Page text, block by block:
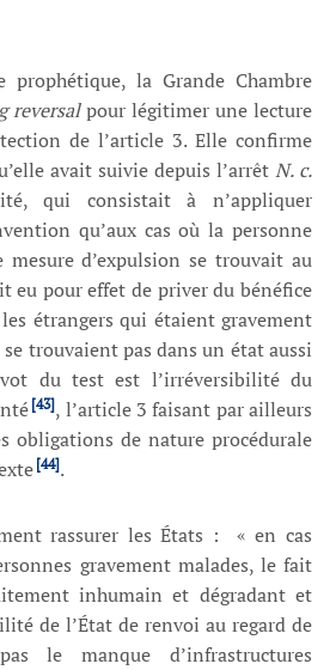
prophétique, la Grande Chambre
reversalpour légitimer une lecture
de l’article 3. Elle confirme
avait suivie depuis l’arrêt N. c.
qui consistait à n’appliquer
qu’aux cas où la personne
mesure d’expulsion se trouvait au
eu pour effet de priver du bénéfice
étrangers qui étaient gravement
trouvaient pas dans un état aussi
du test est l’irréversibilité du
[43], l’article 3 faisant par ailleurs
obligations de nature procédurale
[44].
rassurer les États :
« en cas
gravement malades, le fait
inhumain et dégradant et
de l’État de renvoi au regard de
le manque d’infrastructures